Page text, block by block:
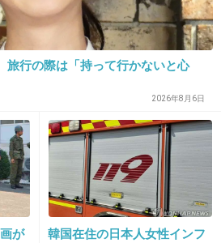
+74 -5
行の際は「持って行かないと心
2026年8月6日
が
韓国在住の日本人女性インフ